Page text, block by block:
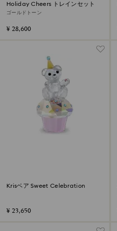
Holiday Cheers トレインセット
ゴールドトーン
¥ 28,600
Krisベア Sweet Celebration
¥ 23,650